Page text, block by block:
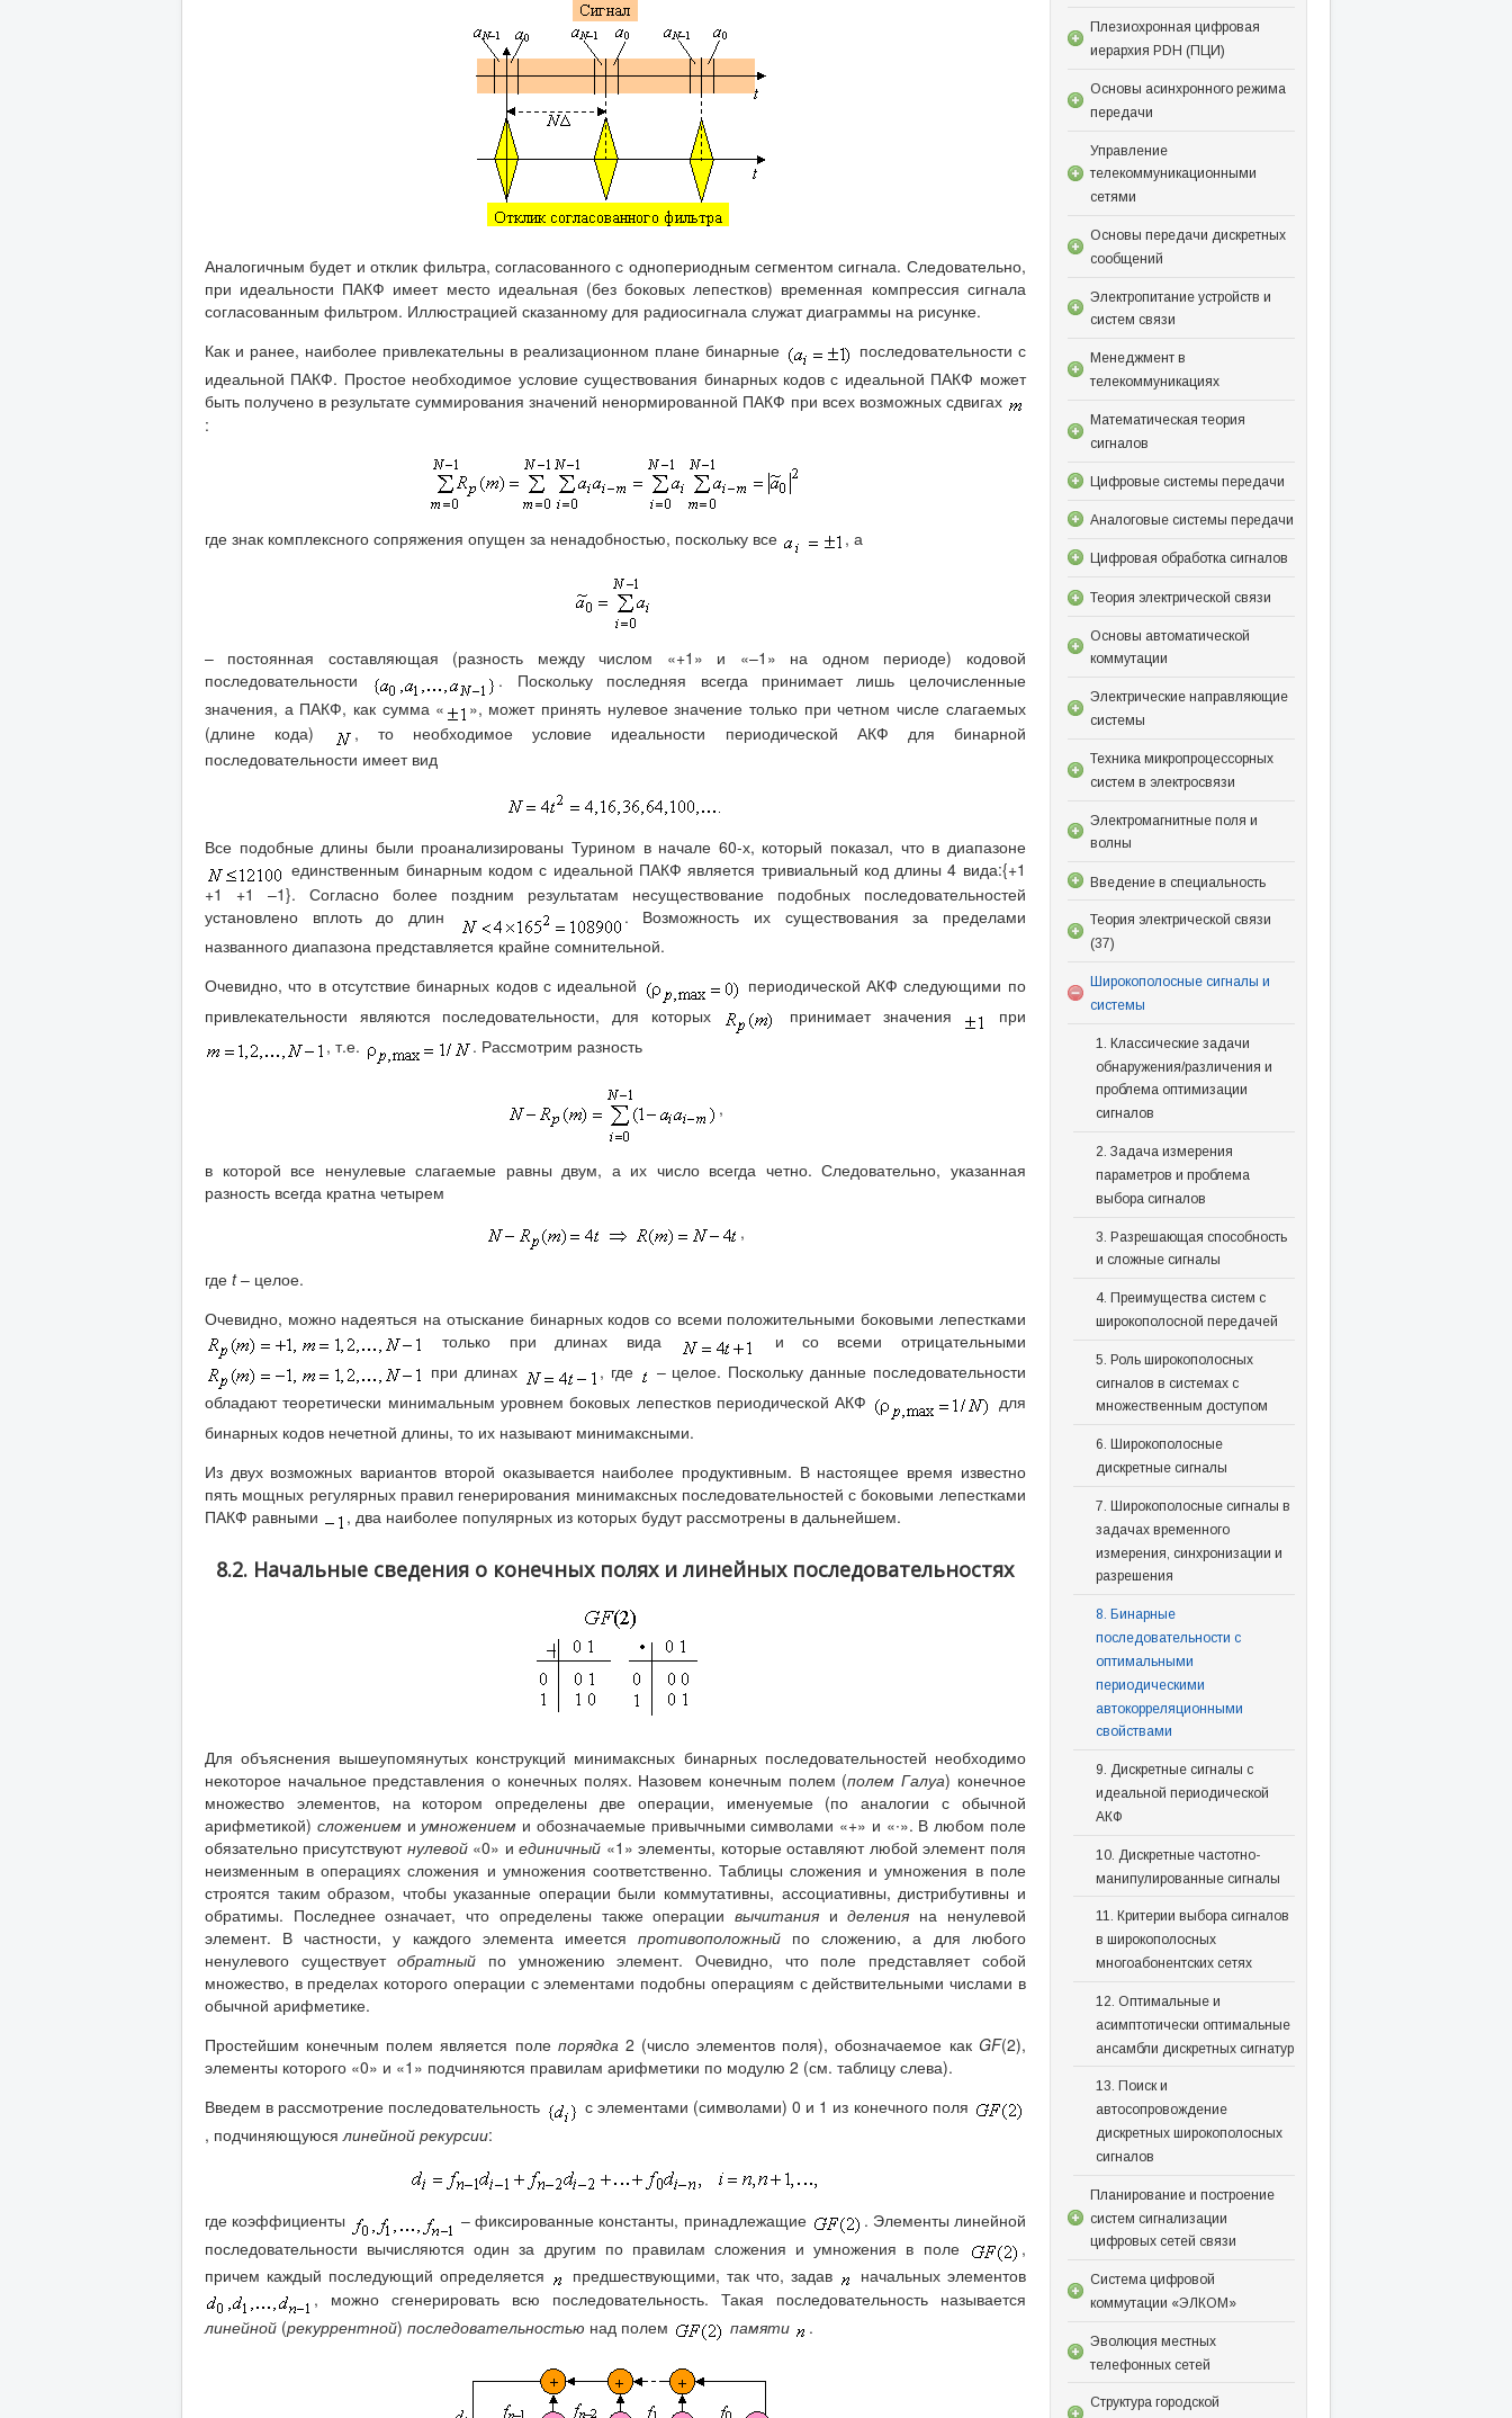
Аналогичным будет и отклик фильтра, согласованного с однопериодным сегментом сигнала. Следовательно,
при идеальности ПАКФ имеет место идеальная (без боковых лепестков) временная компрессия сигнала
согласованным фильтром. Иллюстрацией сказанному для радиосигнала служат диаграммы на рисунке.
Как и ранее, наиболее привлекательны в реализационном плане бинарные
последовательности с
идеальной ПАКФ. Простое необходимое условие существования бинарных кодов с идеальной ПАКФ может
быть получено в результате суммирования значений ненормированной ПАКФ при всех возможных сдвигах
:
где знак комплексного сопряжения опущен за ненадобностью, поскольку все , а
– постоянная составляющая (разность между числом «+1» и «–1» на одном периоде) кодовой
последовательности
. Поскольку последняя всегда принимает лишь целочисленные
значения, а ПАКФ, как сумма «
», может принять нулевое значение только при четном числе слагаемых
(длине кода)
, то необходимое условие идеальности периодической АКФ для бинарной
последовательности имеет вид
Все подобные длины были проанализированы Турином в начале 60-х, который показал, что в диапазоне
единственным бинарным кодом с идеальной ПАКФ является тривиальный код длины 4 вида:{+1
+1 +1 –1}. Согласно более поздним результатам несуществование подобных последовательностей
установлено вплоть до длин
. Возможность их существования за пределами
названного диапазона представляется крайне сомнительной.
Очевидно, что в отсутствие бинарных кодов с идеальной
периодической АКФ следующими по
привлекательности являются последовательности, для которых
принимает значения
при
, т.е.
. Рассмотрим разность
,
в которой все ненулевые слагаемые равны двум, а их число всегда четно. Следовательно, указанная
разность всегда кратна четырем
,
где t– целое.
Очевидно, можно надеяться на отыскание бинарных кодов со всеми положительными боковыми лепестками
только при длинах вида
и со всеми отрицательными
при длинах
, где
– целое. Поскольку данные последовательности
обладают теоретически минимальным уровнем боковых лепестков периодической АКФ
для
бинарных кодов нечетной длины, то их называют минимаксными.
Из двух возможных вариантов второй оказывается наиболее продуктивным. В настоящее время известно
пять мощных регулярных правил генерирования минимаксных последовательностей с боковыми лепестками
ПАКФ равными
, два наиболее популярных из которых будут рассмотрены в дальнейшем.
8.2. Начальные сведения о конечных полях и линейных последовательностях
Для объяснения вышеупомянутых конструкций минимаксных бинарных последовательностей необходимо
некоторое начальное представления о конечных полях. Назовем конечным полем (полем Галуа) конечное
множество элементов, на котором определены две операции, именуемые (по аналогии с обычной
арифметикой) сложениемиумножением и обозначаемые привычными символами «+» и «∙». В любом поле
обязательно присутствуют нулевой«0» иединичный «1» элементы, которые оставляют любой элемент поля
неизменным в операциях сложения и умножения соответственно. Таблицы сложения и умножения в поле
строятся таким образом, чтобы указанные операции были коммутативны, ассоциативны, дистрибутивны и
обратимы. Последнее означает, что определены также операции вычитанияиделения на ненулевой
элемент. В частности, у каждого элемента имеетсяпротивоположный по сложению, а для любого
ненулевого существуетобратный по умножению элемент. Очевидно, что поле представляет собой
множество, в пределах которого операции с элементами подобны операциям с действительными числами в
обычной арифметике.
Простейшим конечным полем является поле порядка 2 (число элементов поля), обозначаемое как GF(2),
элементы которого «0» и «1» подчиняются правилам арифметики по модулю 2 (см. таблицу слева).
Введем в рассмотрение последовательность
с элементами (символами) 0 и 1 из конечного поля
, подчиняющуюсялинейной рекурсии:
где коэффициенты – фиксированные константы, принадлежащие
. Элементы линейной
последовательности вычисляются один за другим по правилам сложения и умножения в поле
,
причем каждый последующий определяется
предшествующими, так что, задав
начальных элементов
, можно сгенерировать всю последовательность. Такая последовательность называется
линейной (рекуррентной) последовательностью над полем памяти .
Плезиохронная цифровая
иерархия PDH (ПЦИ)
Основы асинхронного режима
передачи
Управление
телекоммуникационными
сетями
Основы передачи дискретных
сообщений
Электропитание устройств и
систем связи
Менеджмент в
телекоммуникациях
Математическая теория
сигналов
Цифровые системы передачи
Аналоговые системы передачи
Цифровая обработка сигналов
Теория электрической связи
Основы автоматической
коммутации
Электрические направляющие
системы
Техника микропроцессорных
систем в электросвязи
Электромагнитные поля и
волны
Введение в специальность
Теория электрической связи
(37)
Широкополосные сигналы и
системы
1. Классические задачи
обнаружения/различения и
проблема оптимизации
сигналов
2. Задача измерения
параметров и проблема
выбора сигналов
3. Разрешающая способность
и сложные сигналы
4. Преимущества систем с
широкополосной передачей
5. Роль широкополосных
сигналов в системах с
множественным доступом
6. Широкополосные
дискретные сигналы
7. Широкополосные сигналы в
задачах временного
измерения, синхронизации и
разрешения
8. Бинарные
последовательности с
оптимальными
периодическими
автокорреляционными
свойствами
9. Дискретные сигналы с
идеальной периодической
АКФ
10. Дискретные частотно-
манипулированные сигналы
11. Критерии выбора сигналов
в широкополосных
многоабонентских сетях
12. Оптимальные и
асимптотически оптимальные
ансамбли дискретных сигнатур
13. Поиск и
автосопровождение
дискретных широкополосных
сигналов
Планирование и построение
систем сигнализации
цифровых сетей связи
Система цифровой
коммутации «ЭЛКОМ»
Эволюция местных
телефонных сетей
Структура городской